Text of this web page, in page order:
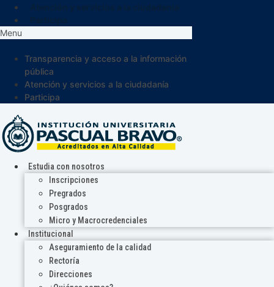
Menu
Transparencia y acceso a la información
pública
Atención y servicios a la ciudadanía
Participa
Estudia con nosotros
Inscripciones
Pregrados
Posgrados
Micro y Macrocredenciales
Institucional
Aseguramiento de la calidad
Rectoría
Direcciones